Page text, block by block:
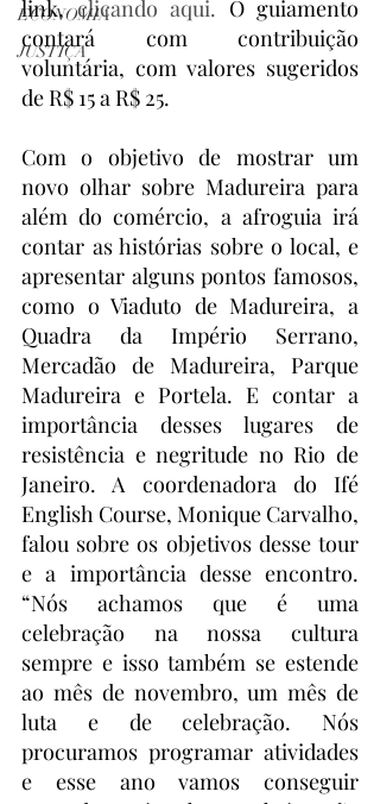
ECONOMIA
JUSTIÇA
link, clicando aqui. O guiamento
contará com contribuição
voluntária, com valores sugeridos
de R$ 15 a R$ 25.
Com o objetivo de mostrar um
novo olhar sobre Madureira para
além do comércio, a afroguia irá
contar as histórias sobre o local, e
apresentar alguns pontos famosos,
como o Viaduto de Madureira, a
Quadra da Império Serrano,
Mercadão de Madureira, Parque
Madureira e Portela. E contar a
importância desses lugares de
resistência e negritude no Rio de
Janeiro. A coordenadora do Ifé
English Course, Monique Carvalho,
falou sobre os objetivos desse tour
e a importância desse encontro.
“Nós achamos que é uma
celebração na nossa cultura
sempre e isso também se estende
ao mês de novembro, um mês de
luta e de celebração. Nós
procuramos programar atividades
e esse ano vamos conseguir